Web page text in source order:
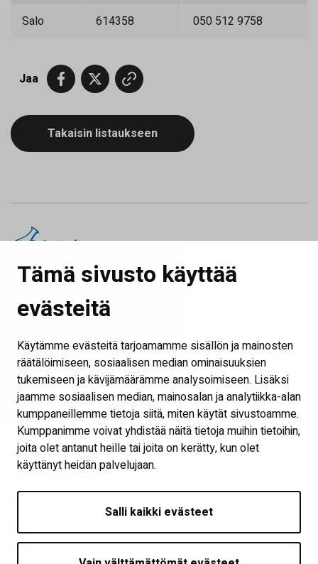
Tämä sivusto käyttää
evästeitä
Käytämme evästeitä tarjoamamme sisällön ja mainosten
räätälöimiseen, sosiaalisen median ominaisuuksien
tukemiseen ja kävijämäärämme analysoimiseen. Lisäksi
jaamme sosiaalisen median, mainosalan ja analytiikka-alan
kumppaneillemme tietoja siitä, miten käytät sivustoamme.
Kumppanimme voivat yhdistää näitä tietoja muihin tietoihin,
joita olet antanut heille tai joita on kerätty, kun olet
käyttänyt heidän palvelujaan.
Salli kaikki evästeet
Salo 614358 050 512 9758
Jaa
Takaisin listaukseen
© SeiLab Oy
etunimi.sukunimi@seinajoki.fi
Linkkejä
Näytä omat evästeasetukseni
Seuraa meitä